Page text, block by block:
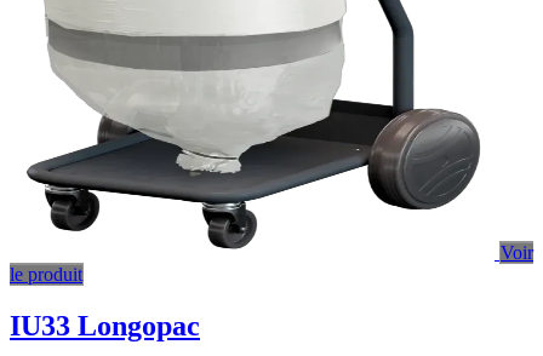
Voir
le produit
IU33 Longopac